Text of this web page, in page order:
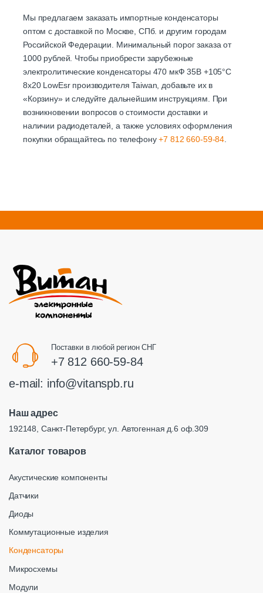
Мы предлагаем заказать импортные конденсаторы
оптом с доставкой по Москве, СПб. и другим городам
Российской Федерации. Минимальный порог заказа от
1000 рублей. Чтобы приобрести зарубежные
электролитические конденсаторы 470 мкФ 35В +105°C
8x20 LowEsr производителя Taiwan, добавьте их в
«Корзину» и следуйте дальнейшим инструкциям. При
возникновении вопросов о стоимости доставки и
наличии радиодеталей, а также условиях оформления
покупки обращайтесь по телефону+7 812 660-59-84.
Поставки в любой регион СНГ
+7 812 660-59-84
e-mail: info@vitanspb.ru
Наш адрес
192148, Санкт-Петербург, ул. Автогенная д.6 оф.309
Каталог товаров
Акустические компоненты
Датчики
Диоды
Коммутационные изделия
Конденсаторы
Микросхемы
Модули